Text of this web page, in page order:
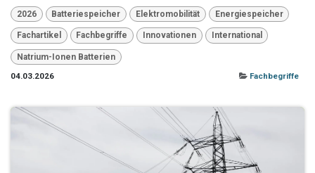
2026 Batteriespeicher Elektromobilität Energiespeicher
Fachartikel Fachbegriffe Innovationen International
Natrium-Ionen Batterien
04.03.2026
Fachbegriffe